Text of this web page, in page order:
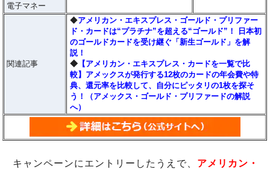
電子マネー
関連記事
◆アメリカン・エキスプレス・ゴールド・プリファー
ド・カードは“プラチナ”を超える“ゴールド”！ 日本初
のゴールドカードを受け継ぐ「新生ゴールド」を解
説！
◆ 【アメリカン・エキスプレス・カードを一覧で比
較】アメックスが発行する12枚のカードの年会費や特
典、還元率を比較して、自分にピッタリの1枚を探そ
う！（アメックス・ゴールド・プリファードの解説
へ）
キャンペーンにエントリーしたうえで、 アメリカン・